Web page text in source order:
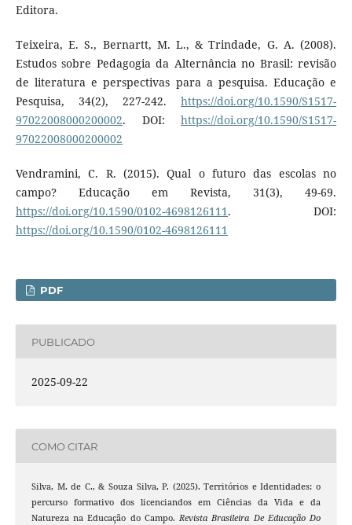
Editora.
Teixeira, E. S., Bernartt, M. L., & Trindade, G. A. (2008).
Estudos sobre Pedagogia da Alternância no Brasil: revisão
de literatura e perspectivas para a pesquisa. Educação e
Pesquisa, 34(2), 227-242.https://doi.org/10.1590/S1517-
97022008000200002. DOI:https://doi.org/10.1590/S1517-
97022008000200002
Vendramini, C. R. (2015). Qual o futuro das escolas no
campo? Educação em Revista, 31(3), 49-69.
https://doi.org/10.1590/0102-4698126111. DOI:
https://doi.org/10.1590/0102-4698126111
PDF
PUBLICADO
2025-09-22
COMO CITAR
Silva, M. de C., & Souza Silva, P. (2025). Territórios e Identidades: o
percurso formativo dos licenciandos em Ciências da Vida e da
Natureza na Educação do Campo.Revista Brasileira De Educação Do